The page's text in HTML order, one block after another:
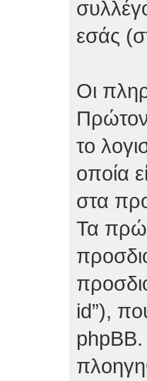
εσάς
Οι
το
οποία
στα
Τα
id”),
phpBB.